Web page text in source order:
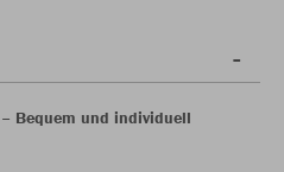
Bequem und individuell